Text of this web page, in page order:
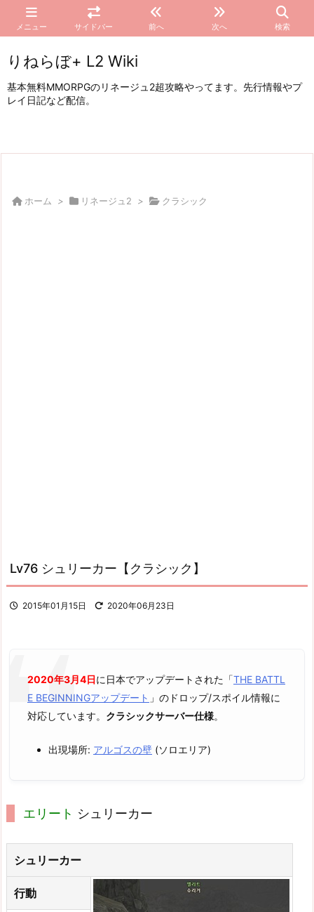
メニュー サイドバー 前へ 次へ 検索
りねらぼ+ L2 Wiki
基本無料MMORPGのリネージュ2超攻略やってます。先行情報やプ
レイ日記など配信。
ホーム > リネージュ2 > クラシック
Lv76 シュリーカー【クラシック】
2015年01月15日 2020年06月23日
2020年3月4日に日本でアップデートされた「THE BATTL
E BEGINNINGアップデート 」のドロップ/スポイル情報に
対応しています。 クラシックサーバー仕様。
出現場所: アルゴスの壁 (ソロエリア)
エリート シュリーカー
シュリーカー
行動